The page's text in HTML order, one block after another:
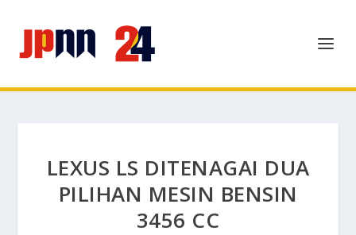
LEXUS LS DITENAGAI DUA
PILIHAN MESIN BENSIN
3456 CC